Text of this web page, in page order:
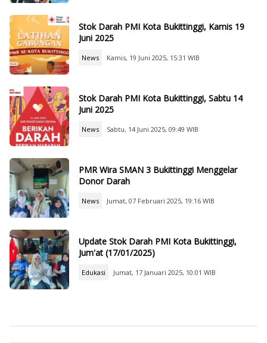
Stok Darah PMI Kota Bukittinggi, Kamis 19
Juni 2025
News Kamis, 19 Juni 2025, 15:31 WIB
Stok Darah PMI Kota Bukittinggi, Sabtu 14
Juni 2025
News Sabtu, 14 Juni 2025, 09:49 WIB
PMR Wira SMAN 3 Bukittinggi Menggelar
Donor Darah
News Jumat, 07 Februari 2025, 19:16 WIB
Update Stok Darah PMI Kota Bukittinggi,
Jum'at (17/01/2025)
Edukasi Jumat, 17 Januari 2025, 10:01 WIB